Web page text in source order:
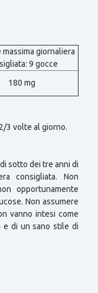
massima giornaliera
9 gocce
180 mg
3 volte al giorno.
sotto dei tre anni di
consigliata. Non
opportunamente
Non assumere
vanno intesi come
e di un sano stile di